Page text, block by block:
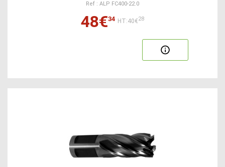
Ref : ALP FC400-22.0
48€34 HT:40€28